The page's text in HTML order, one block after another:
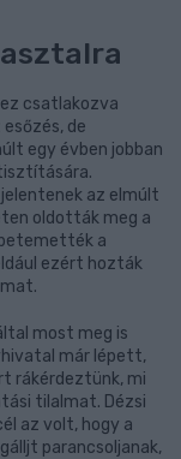
csatlakozva
de
egy évben jobban
az elmúlt
oldották meg a
a
ezért hozták
most meg is
már lépett,
rákérdeztünk, mi
tilalmat. Dézsi
az volt, hogy a
parancsoljanak,